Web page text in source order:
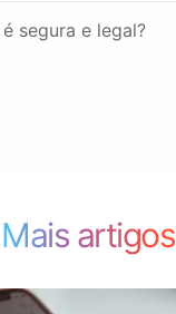
segura e legal?
Mais artigos